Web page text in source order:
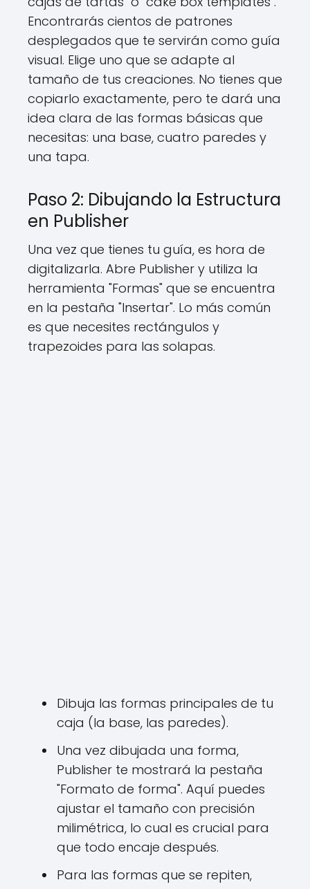
Encontrarás cientos de patrones
desplegados que te servirán como guía
visual. Elige uno que se adapte al
tamaño de tus creaciones. No tienes que
copiarlo exactamente, pero te dará una
idea clara de las formas básicas que
necesitas: una base, cuatro paredes y
una tapa.
Paso 2: Dibujando la Estructura
en Publisher
Una vez que tienes tu guía, es hora de
digitalizarla. Abre Publisher y utiliza la
herramienta "Formas" que se encuentra
en la pestaña "Insertar". Lo más común
es que necesites rectángulos y
trapezoides para las solapas.
Dibuja las formas principales de tu
caja (la base, las paredes).
Una vez dibujada una forma,
Publisher te mostrará la pestaña
"Formato de forma". Aquí puedes
ajustar el tamaño con precisión
milimétrica, lo cual es crucial para
que todo encaje después.
Para las formas que se repiten,